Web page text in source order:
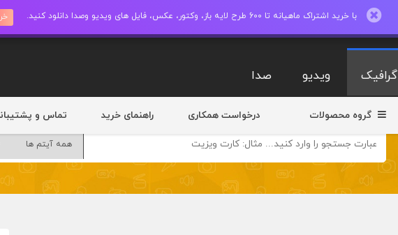
با خرید اشتراک ماهیانه تا 600 طرح لایه باز، وکتور، عکس، فایل های ویدیو وصدا دانلود کنید.
گرافیک ویدیو صدا
گروه محصولات درخواست همکاری راهنمای خرید تماس و